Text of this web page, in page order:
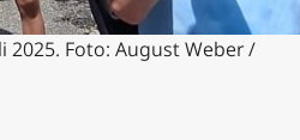
Foto: August Weber /